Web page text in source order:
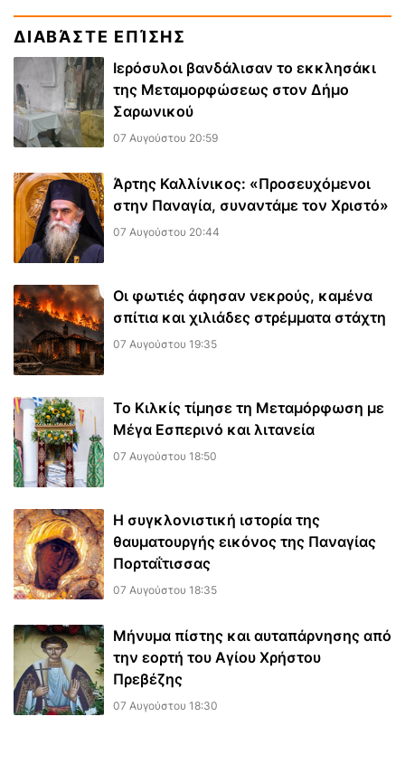
ΔΙΑΒΆΣΤΕ ΕΠΊΣΗΣ
Ιερόσυλοι βανδάλισαν το εκκλησάκι
της Μεταμορφώσεως στον Δήμο
Σαρωνικού
07 Αυγούστου 20:59
Άρτης Καλλίνικος: «Προσευχόμενοι
στην Παναγία, συναντάμε τον Χριστό»
07 Αυγούστου 20:44
Οι φωτιές άφησαν νεκρούς, καμένα
σπίτια και χιλιάδες στρέμματα στάχτη
07 Αυγούστου 19:35
Το Κιλκίς τίμησε τη Μεταμόρφωση με
Μέγα Εσπερινό και λιτανεία
07 Αυγούστου 18:50
Η συγκλονιστική ιστορία της
θαυματουργής εικόνος της Παναγίας
Πορταΐτισσας
07 Αυγούστου 18:35
Μήνυμα πίστης και αυταπάρνησης από
την εορτή του Αγίου Χρήστου
Πρεβέζης
07 Αυγούστου 18:30